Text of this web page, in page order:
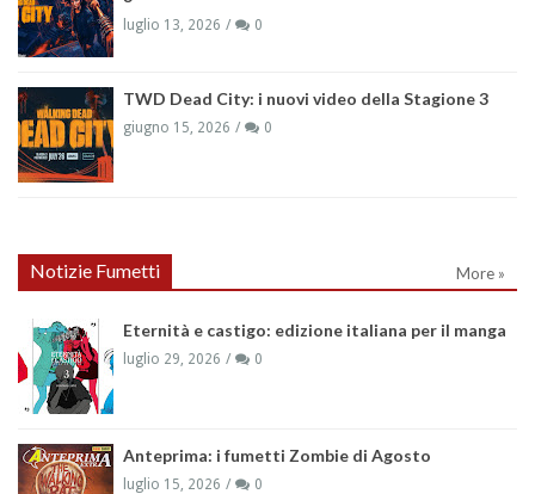
luglio 13, 2026 0
TWD Dead City: i nuovi video della Stagione 3
giugno 15, 2026 0
Notizie Fumetti More »
Eternità e castigo: edizione italiana per il manga
luglio 29, 2026 0
Anteprima: i fumetti Zombie di Agosto
luglio 15, 2026 0